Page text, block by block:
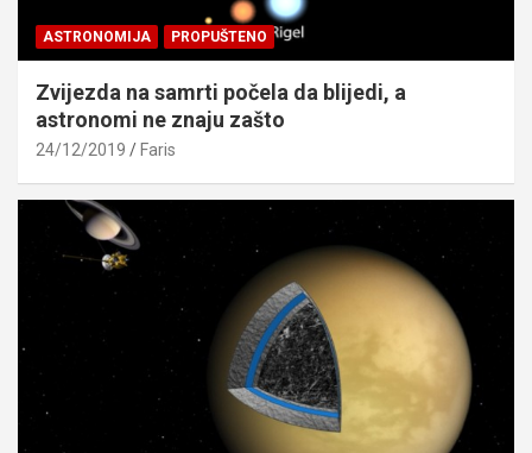
ASTRONOMIJA PROPUŠTENO
Zvijezda na samrti počela da blijedi, a
astronomi ne znaju zašto
24/12/2019 Faris